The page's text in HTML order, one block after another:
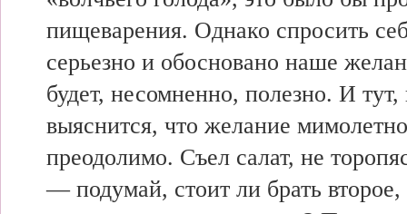
пищеварения. Однако спросить
серьезно и обосновано наше
будет, несомненно, полезно. И
выяснится, что желание
преодолимо. Съел салат, не
— подумай, стоит ли брать